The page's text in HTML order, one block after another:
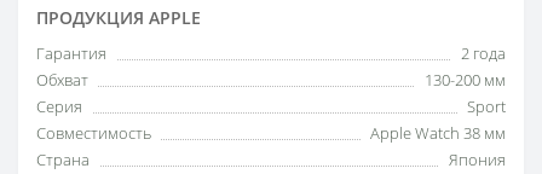
ПРОДУКЦИЯ APPLE
Гарантия
2 года
Обхват
130-200 мм
Серия
Sport
Совместимость
Apple Watch 38 мм
Страна
Япония